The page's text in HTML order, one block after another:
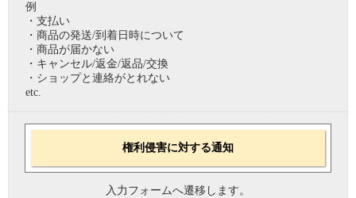
例
・支払い
・商品の発送/到着日時について
・商品が届かない
・キャンセル/返金/返品/交換
・ショップと連絡がとれない
etc.
権利侵害に対する通知
入力フォームへ遷移します。